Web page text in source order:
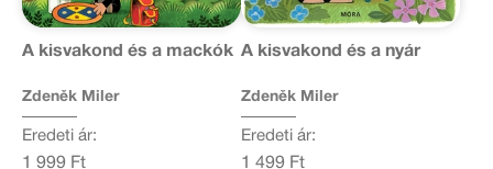
A kisvakond és a mackók
Zdeněk Miler
Eredeti ár:
1 999 Ft
A kisvakond és a nyár
Zdeněk Miler
Eredeti ár:
1 499 Ft